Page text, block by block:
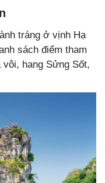
tráng ở vịnh Hạ
sách điểm tham
vôi, hang Sửng Sốt,